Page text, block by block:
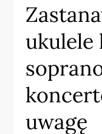
ukulele
uwagę